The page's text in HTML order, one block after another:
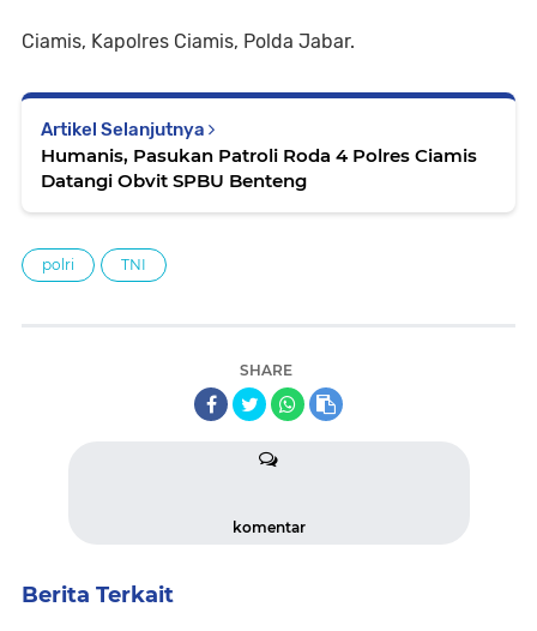
Ciamis, Kapolres Ciamis, Polda Jabar.
Artikel Selanjutnya
Humanis, Pasukan Patroli Roda 4 Polres Ciamis
Datangi Obvit SPBU Benteng
polri TNI
SHARE
komentar
Berita Terkait